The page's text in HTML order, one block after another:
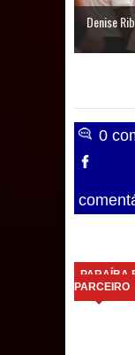
Denise
0
PARAÍBA
PARCEIRO